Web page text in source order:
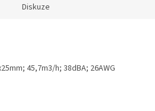
Diskuze
45,7m3/h; 38dBA; 26AWG